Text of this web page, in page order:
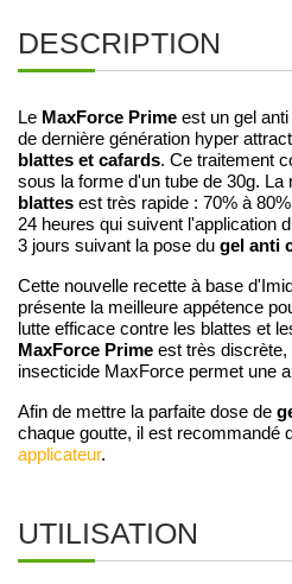
DESCRIPTION
Le MaxForce Prime est un gel
de dernière génération hyper
blattes et cafards. Ce traitement
sous la forme d'un tube de 30g. La
blattes est très rapide : 70% à
24 heures qui suivent l'application
3 jours suivant la pose du gel anti
Cette nouvelle recette à base
présente la meilleure appétence
lutte efficace contre les blattes et
MaxForce Prime est très discrète,
insecticide MaxForce permet une
Afin de mettre la parfaite dose de
chaque goutte, il est recommandé
applicateur.
UTILISATION